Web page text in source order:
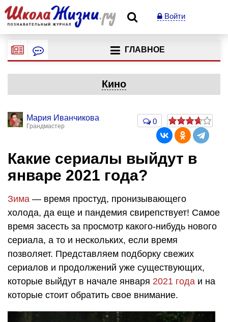
Войти
ГЛАВНОЕ
Кино
Мария Иванчикова
Грандмастер
0
Какие сериалы выйдут в
январе 2021 года?
Зима — время простуд, пронизывающего
холода, да еще и пандемия свирепствует! Самое
время засесть за просмотр какого-нибудь нового
сериала, а то и нескольких, если время
позволяет. Представляем подборку свежих
сериалов и продолжений уже существующих,
которые выйдут в начале января 2021 года и на
которые стоит обратить свое внимание.